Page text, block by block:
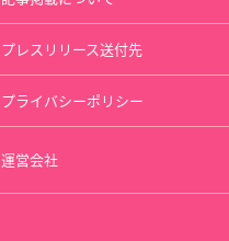
プレスリリース送付先
プライバシーポリシー
運営会社